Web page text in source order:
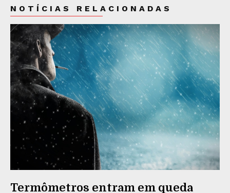
NOTÍCIAS RELACIONADAS
Termômetros entram em queda